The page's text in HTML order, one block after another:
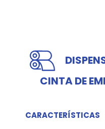
CINTA DE
CARACTERÍSTICAS